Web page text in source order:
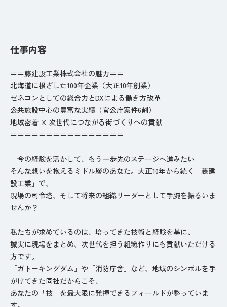
仕事内容
＝＝藤建設工業株式会社の魅力＝＝
北海道に根ざした100年企業（大正10年創業）
ゼネコンとしての総合力とDXによる働き方改革
公共施設中心の豊富な実績（官公庁案件6割）
地域密着 × 次世代につながる街づくりへの貢献
＝＝＝＝＝＝＝＝＝＝＝＝＝＝＝＝
「今の経験を活かして、もう一歩先のステージへ進みたい」
そんな想いを抱えるミドル層のあなた。大正10年から続く「藤建
設工業」で、
現場の司令塔、そして将来の組織リーダーとして手腕を振るいま
せんか？
私たちが求めているのは、培ってきた技術と経験を基に、
誠実に現場をまとめ、次世代を担う組織作りにも貢献いただける
方です。
「ガトーキングダム」や「消防庁舎」など、地域のシンボルを手
がけてきた同社だからこそ、
あなたの「技」を最大限に発揮できるフィールドが整っていま
す。